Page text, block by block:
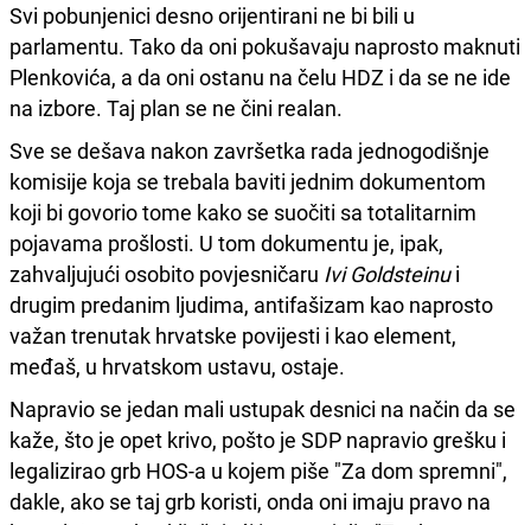
Svi pobunjenici desno orijentirani ne bi bili u
parlamentu. Tako da oni pokušavaju naprosto maknuti
Plenkovića, a da oni ostanu na čelu HDZ i da se ne ide
na izbore. Taj plan se ne čini realan.
Sve se dešava nakon završetka rada jednogodišnje
komisije koja se trebala baviti jednim dokumentom
koji bi govorio tome kako se suočiti sa totalitarnim
pojavama prošlosti. U tom dokumentu je, ipak,
zahvaljujući osobito povjesničaru IviGoldsteinui
drugim predanim ljudima, antifašizam kao naprosto
važan trenutak hrvatske povijesti i kao element,
međaš, u hrvatskom ustavu, ostaje.
Napravio se jedan mali ustupak desnici na način da se
kaže, što je opet krivo, pošto je SDP napravio grešku i
legalizirao grb HOS-a u kojem piše "Za dom spremni",
dakle, ako se taj grb koristi, onda oni imaju pravo na